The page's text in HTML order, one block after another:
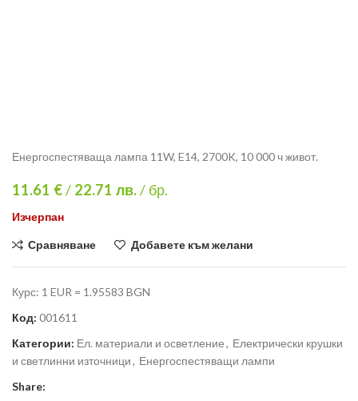
Енергоспестяваща лампа 11W, E14, 2700K, 10 000 ч живот.
11.61 €/ 22.71 лв./ бр.
Изчерпан
Сравняване Добавете към желани
Курс: 1 EUR = 1.95583 BGN
Код: 001611
Категории: Ел. материали и осветление, Електрически крушки
и светлинни източници, Енергоспестяващи лампи
Share: